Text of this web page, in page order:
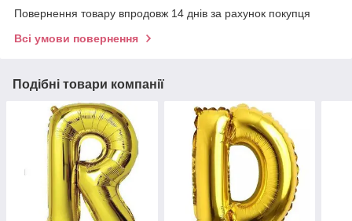
Повернення товару впродовж 14 днів за рахунок покупця
Всі умови повернення
Подібні товари компанії